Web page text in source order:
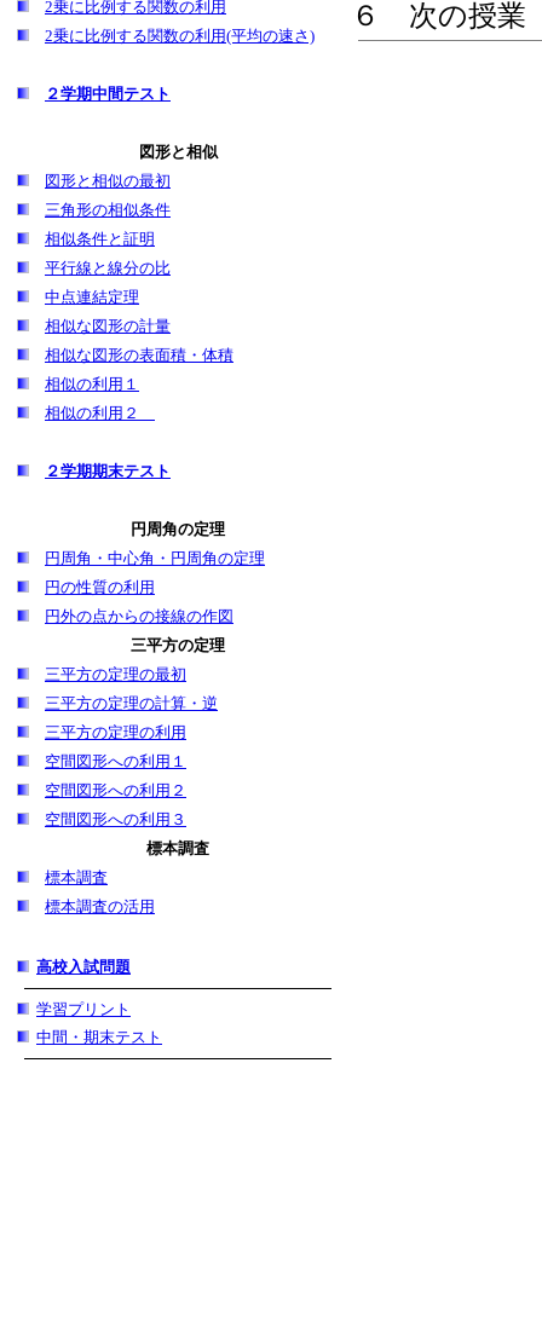
2乗に比例する関数の利用
2乗に比例する関数の利用(平均の速さ)
２学期中間テスト
図形と相似
図形と相似の最初
三角形の相似条件
相似条件と証明
平行線と線分の比
中点連結定理
相似な図形の計量
相似な図形の表面積・体積
相似の利用１
相似の利用２
２学期期末テスト
円周角の定理
円周角・中心角・円周角の定理
円の性質の利用
円外の点からの接線の作図
三平方の定理
三平方の定理の最初
三平方の定理の計算・逆
三平方の定理の利用
空間図形への利用１
空間図形への利用２
空間図形への利用３
標本調査
標本調査
標本調査の活用
高校入試問題
学習プリント
中間・期末テスト
６ 次の授業